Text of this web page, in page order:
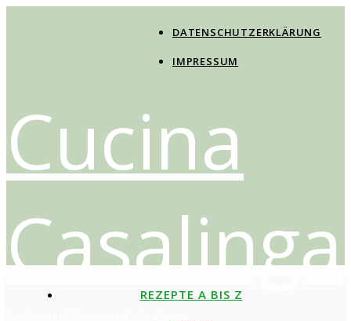
DATENSCHUTZERKLÄRUNG
IMPRESSUM
Cucina
Casalinga
REZEPTE A BIS Z